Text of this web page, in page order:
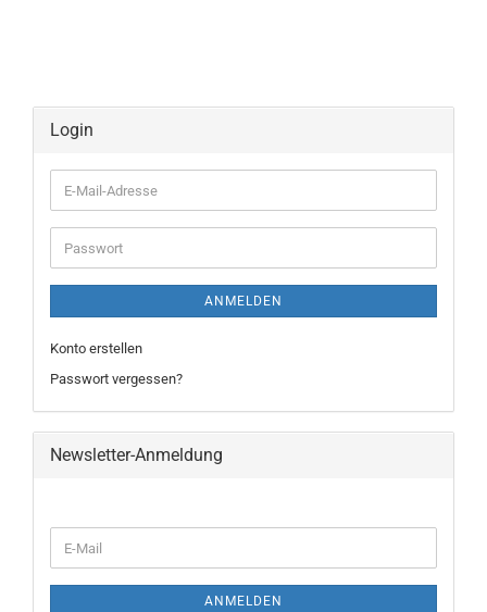
Login
E-
Mail-
Adresse
Passwort
ANMELDEN
Konto erstellen
Passwort vergessen?
Newsletter-Anmeldung
ZUR
E-
Mail
ANMELDEN